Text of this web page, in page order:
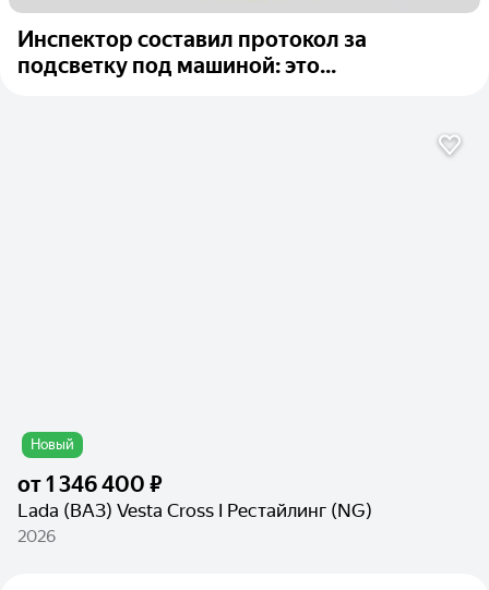
Инспектор составил протокол за
подсветку под машиной: это...
Новый
от1 346 400 ₽
Lada (ВАЗ) Vesta Cross I Рестайлинг (NG)
2026